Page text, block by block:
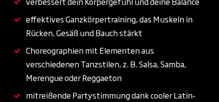
effektives Ganzkörpertraining, das Muskeln in
Rücken, Gesäß und Bauch stärkt
Choreographien mit Elementen aus
verschiedenen Tanzstilen, z. B. Salsa, Samba,
Merengue oder Reggaeton
mitreißende Partystimmung dank cooler Latin-